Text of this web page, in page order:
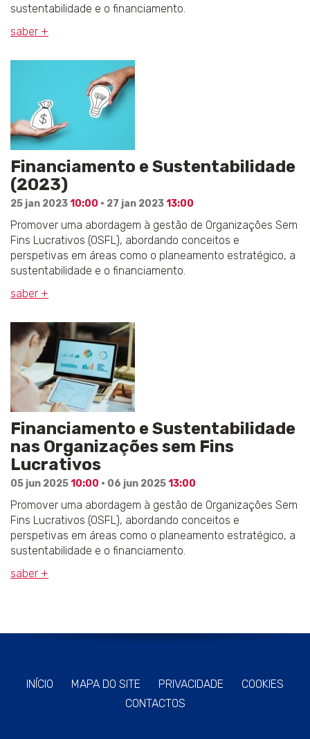
sustentabilidade e o financiamento.
saber +
Financiamento e Sustentabilidade
(2023)
25 jan 202310:00 · 27 jan 202313:00
Promover uma abordagem à gestão de Organizações Sem
Fins Lucrativos (OSFL), abordando conceitos e
perspetivas em áreas como o planeamento estratégico, a
sustentabilidade e o financiamento.
saber +
Financiamento e Sustentabilidade
nas Organizações sem Fins
Lucrativos
05 jun 202510:00 · 06 jun 202513:00
Promover uma abordagem à gestão de Organizações Sem
Fins Lucrativos (OSFL), abordando conceitos e
perspetivas em áreas como o planeamento estratégico, a
sustentabilidade e o financiamento.
saber +
INÍCIO MAPA DO SITE PRIVACIDADE
COOKIES
CONTACTOS